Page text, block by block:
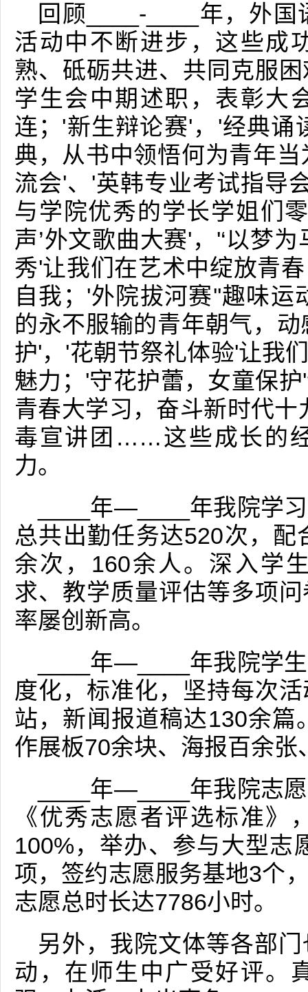
回顾____-____年，外
活动中不断进步，这些成
熟、砥砺共进、共同克服
学生会中期述职，表彰大
连；'新生辩论赛'，'经典诵
典，从书中领悟何为青年
流会'、'英韩专业考试指导
与学院优秀的学长学姐们
声’外文歌曲大赛'，'‘以梦
秀'让我们在艺术中绽放青
自我；'外院拔河赛''趣味
的永不服输的青年朝气，
护'，'花朝节祭礼体验'让我
魅力；'守花护蕾，女童保
青春大学习，奋斗新时代
毒宣讲团……这些成长的
力。
____年—____年我院学
总共出勤任务达520次，
余次，160余人。深入学
求、教学质量评估等多项
率屡创新高。
____年—____年我院学
度化，标准化，坚持每次
站，新闻报道稿达130余篇
作展板70余块、海报百余张
____年—____年我院志
《优秀志愿者评选标准》
100%，举办、参与大型志
项，签约志愿服务基地3个
志愿总时长达7786小时。
另外，我院文体等各部
动，在师生中广受好评。